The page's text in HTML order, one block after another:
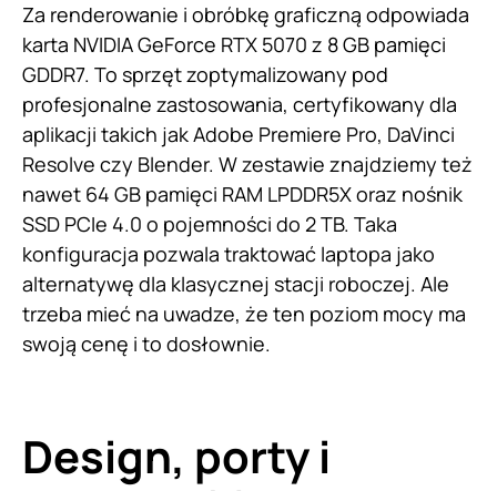
Za renderowanie i obróbkę graficzną odpowiada
karta NVIDIA GeForce RTX 5070 z 8 GB pamięci
GDDR7. To sprzęt zoptymalizowany pod
profesjonalne zastosowania, certyfikowany dla
aplikacji takich jak Adobe Premiere Pro, DaVinci
Resolve czy Blender. W zestawie znajdziemy też
nawet 64 GB pamięci RAM LPDDR5X oraz nośnik
SSD PCIe 4.0 o pojemności do 2 TB. Taka
konfiguracja pozwala traktować laptopa jako
alternatywę dla klasycznej stacji roboczej. Ale
trzeba mieć na uwadze, że ten poziom mocy ma
swoją cenę i to dosłownie.
Design, porty i